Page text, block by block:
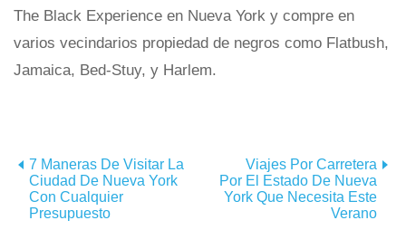
The Black Experience en Nueva York y compre en
varios vecindarios propiedad de negros como Flatbush,
Jamaica, Bed-Stuy, y Harlem.
7 Maneras De Visitar La
Ciudad De Nueva York
Con Cualquier
Presupuesto
Viajes Por Carretera
Por El Estado De Nueva
York Que Necesita Este
Verano